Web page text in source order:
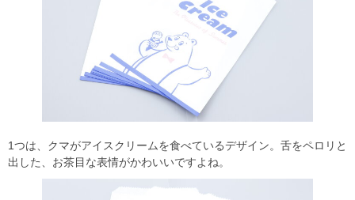
1つは、クマがアイスクリームを食べているデザイン。舌をペロリと
出した、お茶目な表情がかわいいですよね。